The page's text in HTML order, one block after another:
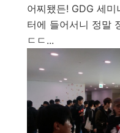
어찌됐든! GDG 세
터에 들어서니 정말
ㄷㄷ...